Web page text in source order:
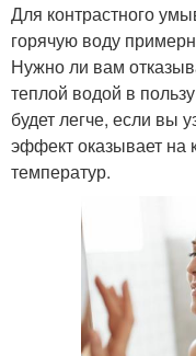
Для контрастного
горячую воду
Нужно ли вам
теплой водой в
будет легче, если вы
эффект оказывает на
температур.